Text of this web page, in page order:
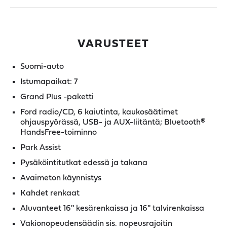
VARUSTEET
Suomi-auto
Istumapaikat: 7
Grand Plus -paketti
Ford radio/CD, 6 kaiutinta, kaukosäätimet
ohjauspyörässä, USB- ja AUX-liitäntä; Bluetooth®
HandsFree-toiminno
Park Assist
Pysäköintitutkat edessä ja takana
Avaimeton käynnistys
Kahdet renkaat
Aluvanteet 16'' kesärenkaissa ja 16'' talvirenkaissa
Vakionopeudensäädin sis. nopeusrajoitin